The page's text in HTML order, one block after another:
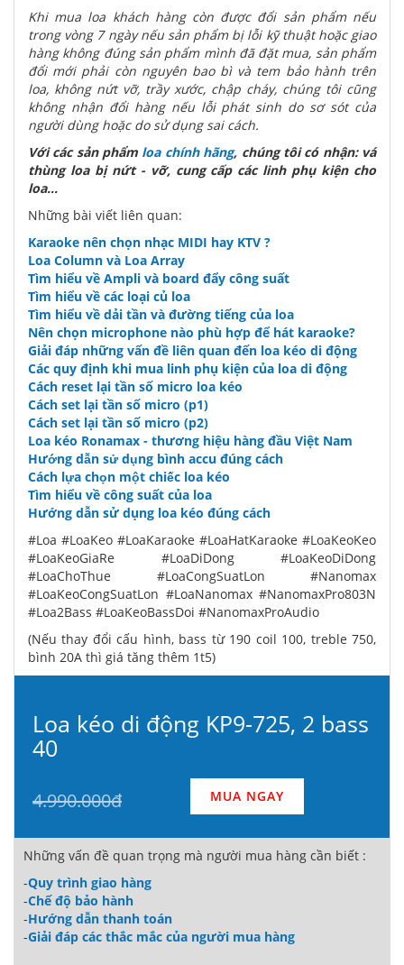
Khi mua loa khách hàng còn được đổi sản phẩm nếu
trong vòng 7 ngày nếu sản phẩm bị lỗi kỹ thuật hoặc giao
hàng không đúng sản phẩm mình đã đặt mua, sản phẩm
đổi mới phải còn nguyên bao bì và tem bảo hành trên
loa, không nứt vỡ, trầy xước, chập cháy, chúng tôi cũng
không nhận đổi hàng nếu lỗi phát sinh do sơ sót của
người dùng hoặc do sử dụng sai cách.
Với các sản phẩm loa chính hãng, chúng tôi có nhận: vá
thùng loa bị nứt - vỡ, cung cấp các linh phụ kiện cho
loa...
Những bài viết liên quan:
Karaoke nên chọn nhạc MIDI hay KTV ?
Loa Column và Loa Array
Tìm hiểu về Ampli và board đẩy công suất
Tìm hiểu về các loại củ loa
Tìm hiểu về dải tần và đường tiếng của loa
Nên chọn microphone nào phù hợp để hát karaoke?
Giải đáp những vấn đề liên quan đến loa kéo di động
Các quy định khi mua linh phụ kiện của loa di động
Cách reset lại tần số micro loa kéo
Cách set lại tần số micro (p1)
Cách set lại tần số micro (p2)
Loa kéo Ronamax - thương hiệu hàng đầu Việt Nam
Hướng dẫn sử dụng bình accu đúng cách
Cách lựa chọn một chiếc loa kéo
Tìm hiểu về công suất của loa
Hướng dẫn sử dụng loa kéo đúng cách
#Loa #LoaKeo #LoaKaraoke #LoaHatKaraoke #LoaKeoKeo
#LoaKeoGiaRe #LoaDiDong #LoaKeoDiDong
#LoaChoThue #LoaCongSuatLon #Nanomax
#LoaKeoCongSuatLon #LoaNanomax #NanomaxPro803N
#Loa2Bass #LoaKeoBassDoi #NanomaxProAudio
(Nếu thay đổi cấu hình, bass từ 190 coil 100, treble 750,
bình 20A thì giá tăng thêm 1t5)
Loa kéo di động KP9-725, 2 bass
40
4.990.000đ MUA NGAY
Những vấn đề quan trọng mà người mua hàng cần biết :
-Quy trình giao hàng
-Chế độ bảo hành
-Hướng dẫn thanh toán
-Giải đáp các thắc mắc của người mua hàng